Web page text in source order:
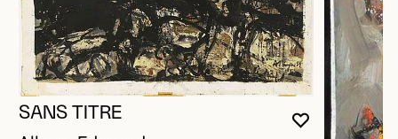
VOUS
FERMER
OUVRIR LA
SANS TITRE